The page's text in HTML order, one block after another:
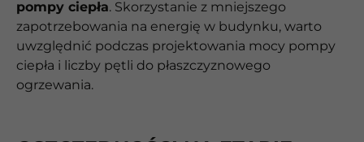
pompy ciepła. Skorzystanie z mniejszego
zapotrzebowania na energię w budynku, warto
uwzględnić podczas projektowania mocy pompy
ciepła i liczby pętli do płaszczyznowego
ogrzewania.